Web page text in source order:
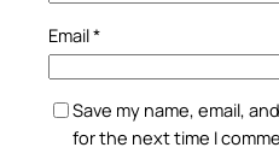
Email*
Save my name, email,
for the next time I